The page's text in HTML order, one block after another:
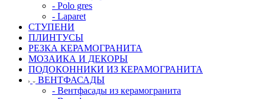
- Polo gres
- Laparet
СТУПЕНИ
ПЛИНТУСЫ
РЕЗКА КЕРАМОГРАНИТА
МОЗАИКА И ДЕКОРЫ
ПОДОКОННИКИ ИЗ КЕРАМОГРАНИТА
ВЕНТФАСАДЫ
- Вентфасады из керамогранита